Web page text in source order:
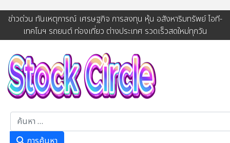
ข่าวด่วน ทันเหตุการณ์ เศรษฐกิจ การลงทุน หุ้น อสังหาริมทรัพย์ ไอที-
เทคโนฯ รถยนต์ ท่องเที่ยว ต่างประเทศ รวดเร็วสดใหม่ทุกวัน